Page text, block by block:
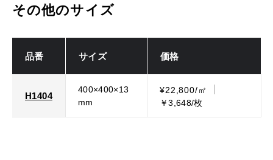
その他のサイズ
品番 サイズ 価格
H1404
400×400×13
mm
¥22,800/㎡
￥3,648/枚